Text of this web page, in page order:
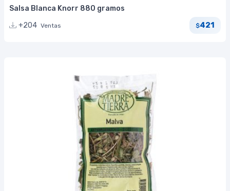
Salsa Blanca Knorr 880 gramos
+204 Ventas $421